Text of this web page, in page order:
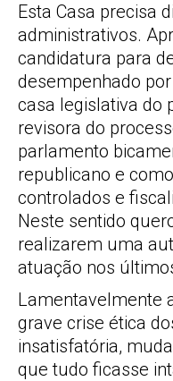
Esta Casa precisa
administrativos.
candidatura para
desempenhado
casa legislativa do
revisora do
parlamento
republicano e
controlados e
Neste sentido
realizarem uma
atuação nos
Lamentavelmente
grave crise ética
insatisfatória,
que tudo ficasse